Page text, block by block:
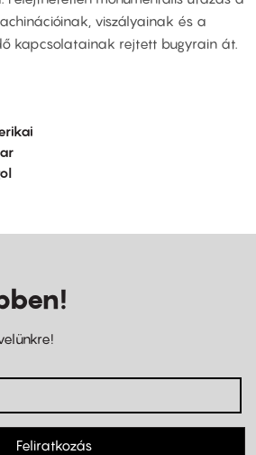
viszályainak és a
kapcsolatainak rejtett bugyrain át.
Feliratkozás